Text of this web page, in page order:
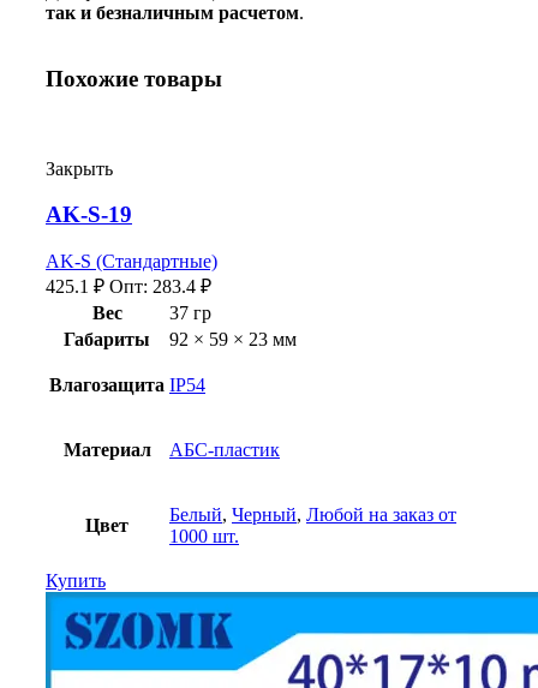
так и безналичным расчетом.
Похожие товары
Закрыть
AK-S-19
AK-S (Стандартные)
425.1 ₽ Опт: 283.4 ₽
Вес
37 гр
Габариты
92 × 59 × 23 мм
Влагозащита IP54
Материал АБС-пластик
Цвет
Белый, Черный, Любой на заказ от
1000 шт.
Купить